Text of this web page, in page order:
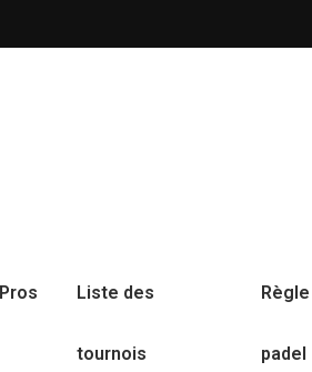
Pros Liste des
tournois padel